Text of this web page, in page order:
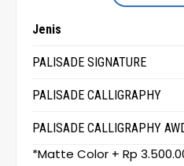
Jenis
PALISADE SIGNATURE
PALISADE CALLIGRAPHY
PALISADE CALLIGRAPHY
*Matte Color + Rp